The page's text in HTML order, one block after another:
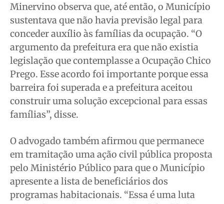
Minervino observa que, até então, o Município
sustentava que não havia previsão legal para
conceder auxílio às famílias da ocupação. “O
argumento da prefeitura era que não existia
legislação que contemplasse a Ocupação Chico
Prego. Esse acordo foi importante porque essa
barreira foi superada e a prefeitura aceitou
construir uma solução excepcional para essas
famílias”, disse.
O advogado também afirmou que permanece
em tramitação uma ação civil pública proposta
pelo Ministério Público para que o Município
apresente a lista de beneficiários dos
programas habitacionais. “Essa é uma luta